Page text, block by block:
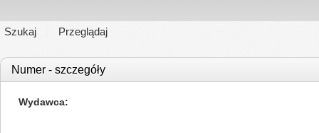
Szukaj Przeglądaj
Numer - szczegóły
Wydawca